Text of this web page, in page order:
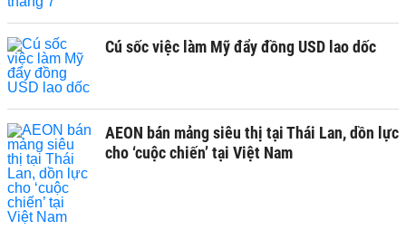
Cú sốc việc làm Mỹ đẩy đồng USD lao dốc
AEON bán mảng siêu thị tại Thái Lan, dồn lực
cho ‘cuộc chiến’ tại Việt Nam